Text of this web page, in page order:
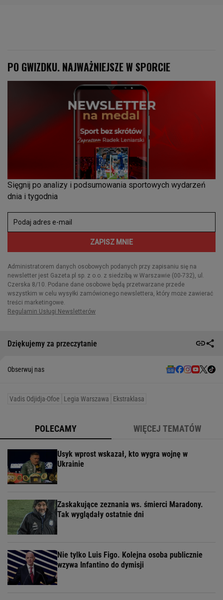
Dziękujemy za przeczytanie
Obserwuj nas
Vadis Odjidja-Ofoe Legia Warszawa Ekstraklasa
POLECAMY WIĘCEJ TEMATÓW
Usyk wprost wskazał, kto wygra wojnę w
Ukrainie
Zaskakujące zeznania ws. śmierci Maradony.
Tak wyglądały ostatnie dni
Nie tylko Luis Figo. Kolejna osoba publicznie
wzywa Infantino do dymisji